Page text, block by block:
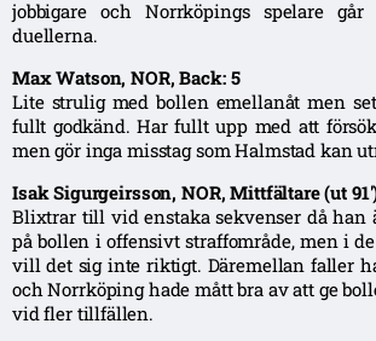
jobbigare och Norrköpings spelare
duellerna.
Max Watson, NOR, Back: 5
Lite strulig med bollen emellanåt men
fullt godkänd. Har fullt upp med att
men gör inga misstag som Halmstad kan
Isak Sigurgeirsson, NOR, Mittfältare (ut
Blixtrar till vid enstaka sekvenser då han
på bollen i offensivt straffområde, men i
vill det sig inte riktigt. Däremellan faller
och Norrköping hade mått bra av att ge
vid fler tillfällen.